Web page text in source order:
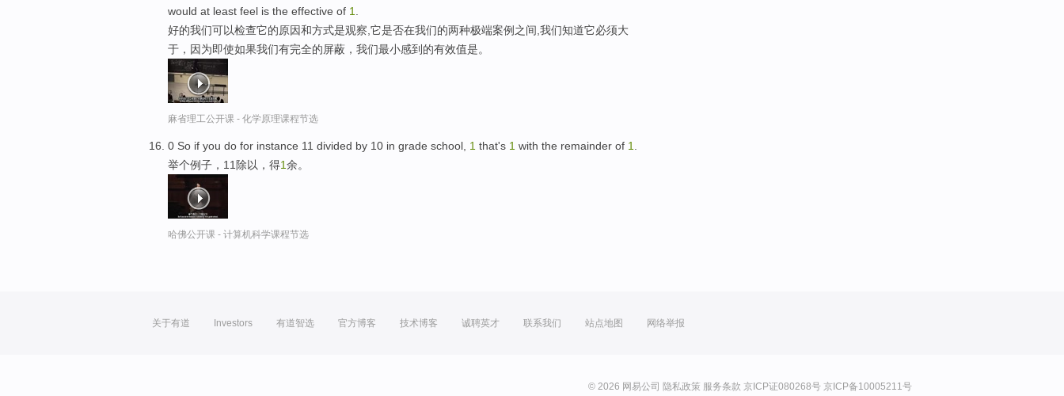
would at least feel is the effective of 1
好的我们可以检查它的原因和方式是观察,它是否在我们的两种极端案例之间,我们知道它必须大
于，因为即使如果我们有完全的屏蔽，我们最小感到的有效值是。
麻省理工公开课 - 化学原理课程节选
0 So if you do for instance 11 divided by 10 in grade school, 1 that's 1 with the remainder of 1
举个例子，11除以，得1余。
哈佛公开课 - 计算机科学课程节选
关于有道 Investors 有道智选 官方博客 技术博客 诚聘英才 联系我们 站点地图 网络举报
© 2026 网易公司 隐私政策 服务条款 京ICP证080268号 京ICP备10005211号